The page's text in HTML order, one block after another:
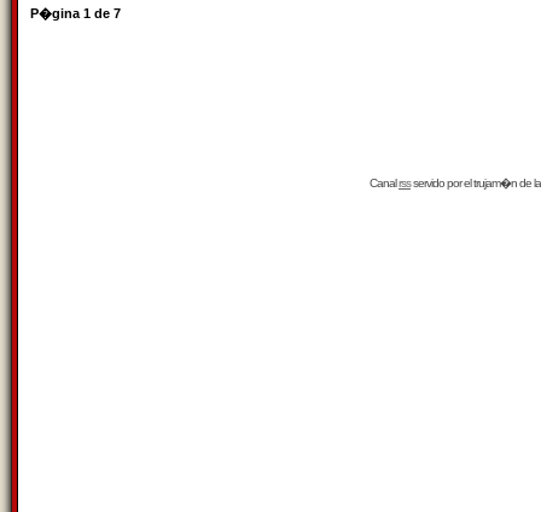
P�gina 1 de 7
Canalrssservido por eltrujam�nde